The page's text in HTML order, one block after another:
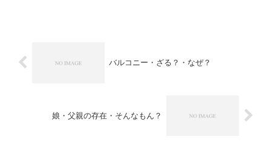
バルコニー・ざる？・なぜ？
娘・父親の存在・そんなもん？